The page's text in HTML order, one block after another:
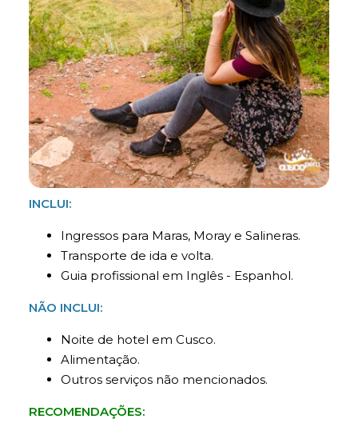
INCLUI:
Ingressos para Maras, Moray e Salineras.
Transporte de ida e volta.
Guia profissional em Inglês - Espanhol.
NÃO INCLUI:
Noite de hotel em Cusco.
Alimentação.
Outros serviços não mencionados.
RECOMENDAÇÕES: